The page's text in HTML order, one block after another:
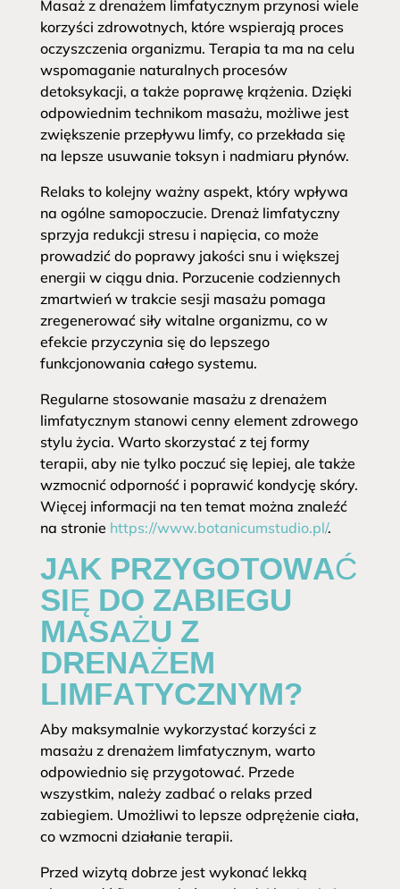
Masaż z drenażem limfatycznym przynosi wiele
korzyści zdrowotnych, które wspierają proces
oczyszczenia organizmu. Terapia ta ma na celu
wspomaganie naturalnych procesów
detoksykacji, a także poprawę krążenia. Dzięki
odpowiednim technikom masażu, możliwe jest
zwiększenie przepływu limfy, co przekłada się
na lepsze usuwanie toksyn i nadmiaru płynów.
Relaks to kolejny ważny aspekt, który wpływa
na ogólne samopoczucie. Drenaż limfatyczny
sprzyja redukcji stresu i napięcia, co może
prowadzić do poprawy jakości snu i większej
energii w ciągu dnia. Porzucenie codziennych
zmartwień w trakcie sesji masażu pomaga
zregenerować siły witalne organizmu, co w
efekcie przyczynia się do lepszego
funkcjonowania całego systemu.
Regularne stosowanie masażu z drenażem
limfatycznym stanowi cenny element zdrowego
stylu życia. Warto skorzystać z tej formy
terapii, aby nie tylko poczuć się lepiej, ale także
wzmocnić odporność i poprawić kondycję skóry.
Więcej informacji na ten temat można znaleźć
na stronie https://www.botanicumstudio.pl/.
JAK PRZYGOTOWAĆ
SIĘ DO ZABIEGU
MASAŻU Z
DRENAŻEM
LIMFATYCZNYM?
Aby maksymalnie wykorzystać korzyści z
masażu z drenażem limfatycznym, warto
odpowiednio się przygotować. Przede
wszystkim, należy zadbać o relaks przed
zabiegiem. Umożliwi to lepsze odprężenie ciała,
co wzmocni działanie terapii.
Przed wizytą dobrze jest wykonać lekką